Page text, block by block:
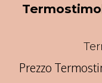
Prezzo